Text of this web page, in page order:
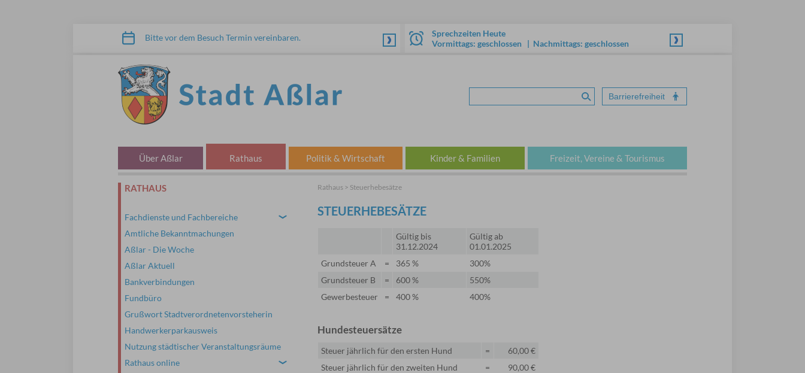
Bitte vor dem Besuch Termin vereinbaren.
Sprechzeiten Heute
Vormittags: geschlossen | Nachmittags: geschlossen
Suche absenden
Barrierefreiheit
Über Aßlar Rathaus Politik & Wirtschaft Kinder & Familien Freizeit, Vereine & Tourismus
Rathaus > Steuerhebesätze
STEUERHEBESÄTZE
Gültig bis
31.12.2024
Gültig ab
01.01.2025
Grundsteuer A
= 365 %
300%
Grundsteuer B
= 600 %
550%
Gewerbesteuer
= 400 % 400%
Hundesteuersätze
Steuer jährlich für den ersten Hund =
60,00 €
Steuer jährlich für den zweiten Hund
=
90,00 €
RATHAUS
Fachdienste und Fachbereiche ›
Amtliche Bekanntmachungen
Aßlar - Die Woche
Aßlar Aktuell
Bankverbindungen
Fundbüro
Grußwort Stadtverordnetenvorsteherin
Handwerkerparkausweis
Nutzung städtischer Veranstaltungsräume
Rathaus online
›